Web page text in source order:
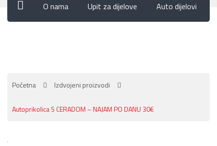
O nama Upit za dijelove Auto dijelovi
Početna Izdvojeni proizvodi
Autoprikolica S CERADOM – NAJAM PO DANU 30€